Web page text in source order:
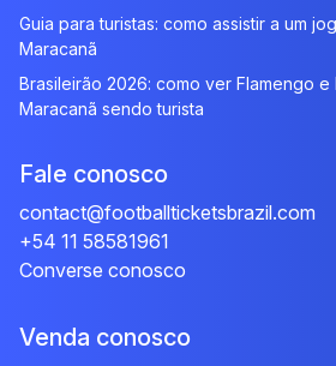
Guia para turistas: como assistir a um
Maracanã
Brasileirão 2026: como ver Flamengo e
Maracanã sendo turista
Fale conosco
contact@footballticketsbrazil.com
+54 11 58581961
Converse conosco
Venda conosco